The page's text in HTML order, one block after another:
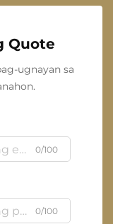
Quote
ugnayan sa
0/100
0/100